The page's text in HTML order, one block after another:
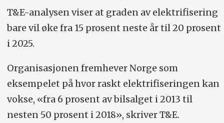
T&E-analysen viser at graden av elektrifisering
bare vil øke fra 15 prosent neste år til 20 prosent
i 2025.
Organisasjonen fremhever Norge som
eksempelet på hvor raskt elektrifiseringen kan
vokse, «fra 6 prosent av bilsalget i 2013 til
nesten 50 prosent i 2018», skriver T&E.